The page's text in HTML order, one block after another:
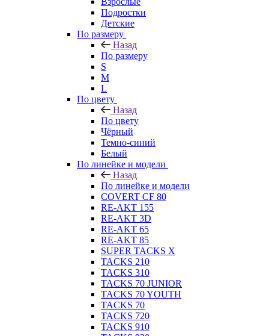
Подростки
Детские
По размеру
Назад
По размеру
S
M
L
По цвету
Назад
По цвету
Чёрный
Темно-синий
Белый
По линейке и модели
Назад
По линейке и модели
COVERT CF 80
RE-AKT 155
RE-AKT 3D
RE-AKT 65
RE-AKT 85
SUPER TACKS X
TACKS 210
TACKS 310
TACKS 70 JUNIOR
TACKS 70 YOUTH
TACKS 70
TACKS 720
TACKS 910